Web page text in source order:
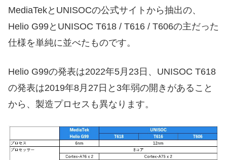
MediaTekとUNISOCの公式サイトから抽出の、
Helio G99とUNISOC T618 / T616 / T606の主だった
仕様を単純に並べたものです。
Helio G99の発表は2022年5月23日、UNISOC T618
の発表は2019年8月27日と3年弱の開きがあること
から、製造プロセスも異なります。